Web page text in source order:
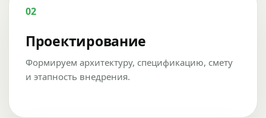
02
Проектирование
Формируем архитектуру, спецификацию, смету
и этапность внедрения.